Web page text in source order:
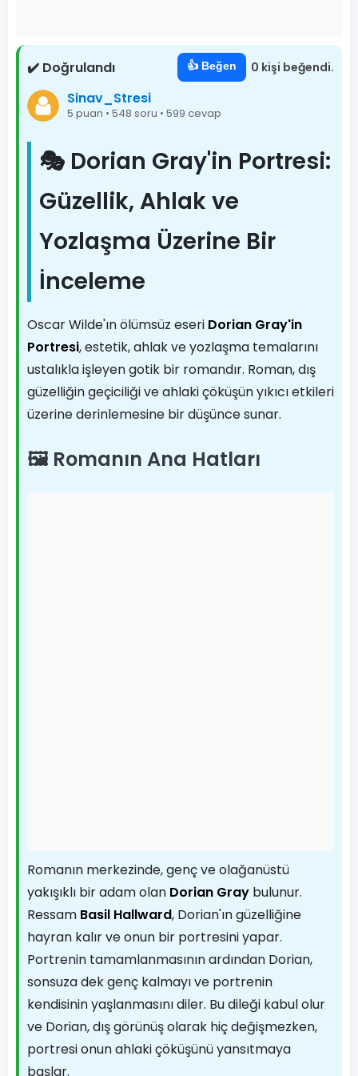
✔️ Doğrulandı 👍 Beğen 0 kişi beğendi.
Sinav_Stresi
5 puan • 548 soru • 599 cevap
🎭 Dorian Gray'in Portresi:
Güzellik, Ahlak ve
Yozlaşma Üzerine Bir
İnceleme
Oscar Wilde'ın ölümsüz eseri Dorian Gray'in
Portresi, estetik, ahlak ve yozlaşma temalarını
ustalıkla işleyen gotik bir romandır. Roman, dış
güzelliğin geçiciliği ve ahlaki çöküşün yıkıcı etkileri
üzerine derinlemesine bir düşünce sunar.
🖼️ Romanın Ana Hatları
Romanın merkezinde, genç ve olağanüstü
yakışıklı bir adam olan Dorian Gray bulunur.
Ressam Basil Hallward, Dorian'ın güzelliğine
hayran kalır ve onun bir portresini yapar.
Portrenin tamamlanmasının ardından Dorian,
sonsuza dek genç kalmayı ve portrenin
kendisinin yaşlanmasını diler. Bu dileği kabul olur
ve Dorian, dış görünüş olarak hiç değişmezken,
portresi onun ahlaki çöküşünü yansıtmaya
başlar.